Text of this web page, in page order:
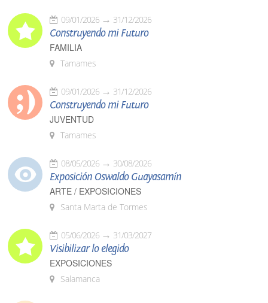
09/01/2026 31/12/2026
Construyendo mi Futuro
FAMILIA
Tamames
09/01/2026 31/12/2026
Construyendo mi Futuro
JUVENTUD
Tamames
08/05/2026 30/08/2026
Exposición Oswaldo Guayasamín
ARTE / EXPOSICIONES
Santa Marta de Tormes
05/06/2026 31/03/2027
Visibilizar lo elegido
EXPOSICIONES
Salamanca